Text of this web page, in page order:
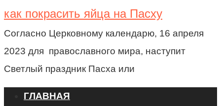
как покрасить яйца на Пасху
Согласно Церковному календарю, 16 апреля
2023 для православного мира, наступит
Светлый праздник Пасха или
ГЛАВНАЯ